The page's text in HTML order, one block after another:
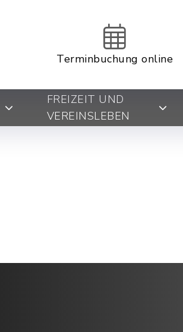
Terminbuchung online
FREIZEIT UND
VEREINSLEBEN